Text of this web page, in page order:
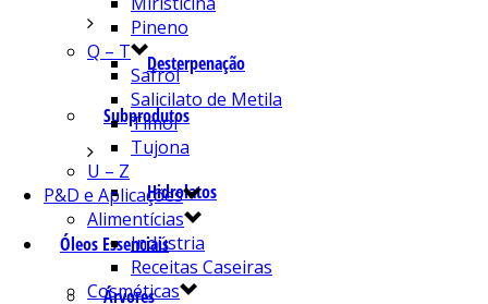
Desterpenação
Subprodutos
Hidrolatos
Óleos Essenciais
Árvores
Pineno
Q – T
Safrol
Salicilato de Metila
Timol
Tujona
U – Z
P&D e Aplicações
Alimentícias
Indústria
Receitas Caseiras
Cosméticas